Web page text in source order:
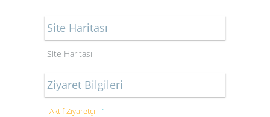
Site Haritası
Site Haritası
Ziyaret Bilgileri
Aktif Ziyaretçi 1